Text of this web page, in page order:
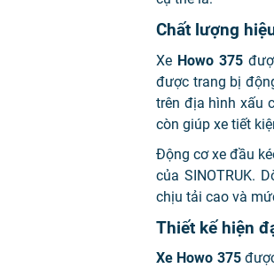
Chất lượng
Xe Howo 375
được trang bị
trên địa hình xấu
còn giúp xe tiết
Động cơ xe đầu
của SINOTRUK.
chịu tải cao và
Thiết kế hiện
Xe Howo 375